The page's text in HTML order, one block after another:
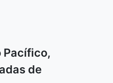
Pacífico,
de